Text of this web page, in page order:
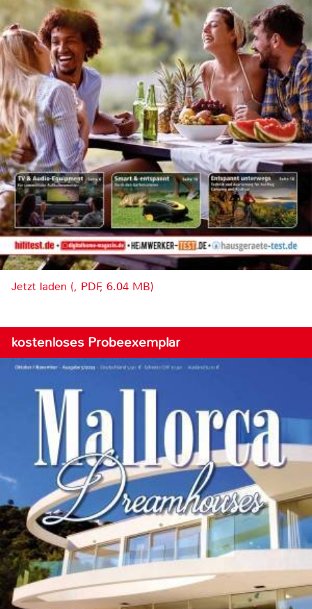
Jetzt laden (, PDF, 6.04 MB)
kostenloses Probeexemplar